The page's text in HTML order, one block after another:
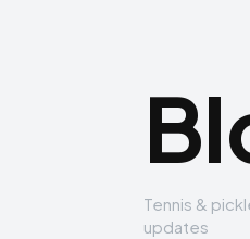
Tennis &
updates